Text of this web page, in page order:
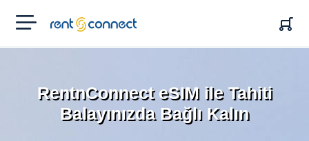
RENT'N
CONNECT
RentnConnect eSIM ile Tahiti
Balayınızda Bağlı Kalın